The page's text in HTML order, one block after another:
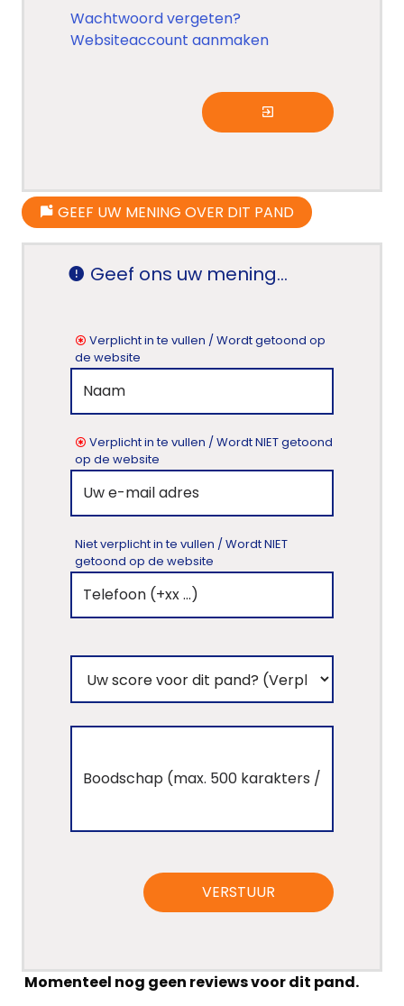
Lopende
Over
Wachtwoord vergeten?
Websiteaccount aanmaken
GEEF UW MENING OVER DIT PAND
Geef ons uw mening...
Verplicht in te vullen / Wordt getoond op
de website
Verplicht in te vullen / Wordt NIET getoond
op de website
Niet verplicht in te vullen / Wordt NIET
getoond op de website
VERSTUUR
Momenteel nog geen reviews voor dit pand.